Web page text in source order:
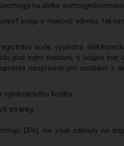
alebo
svoju e-mailovú adresu,
bude výsledná
pod iným menom, s údajmi
neoprávneným osobám z
symbolického košíka.
stránky.
DPH, nie však náklady na